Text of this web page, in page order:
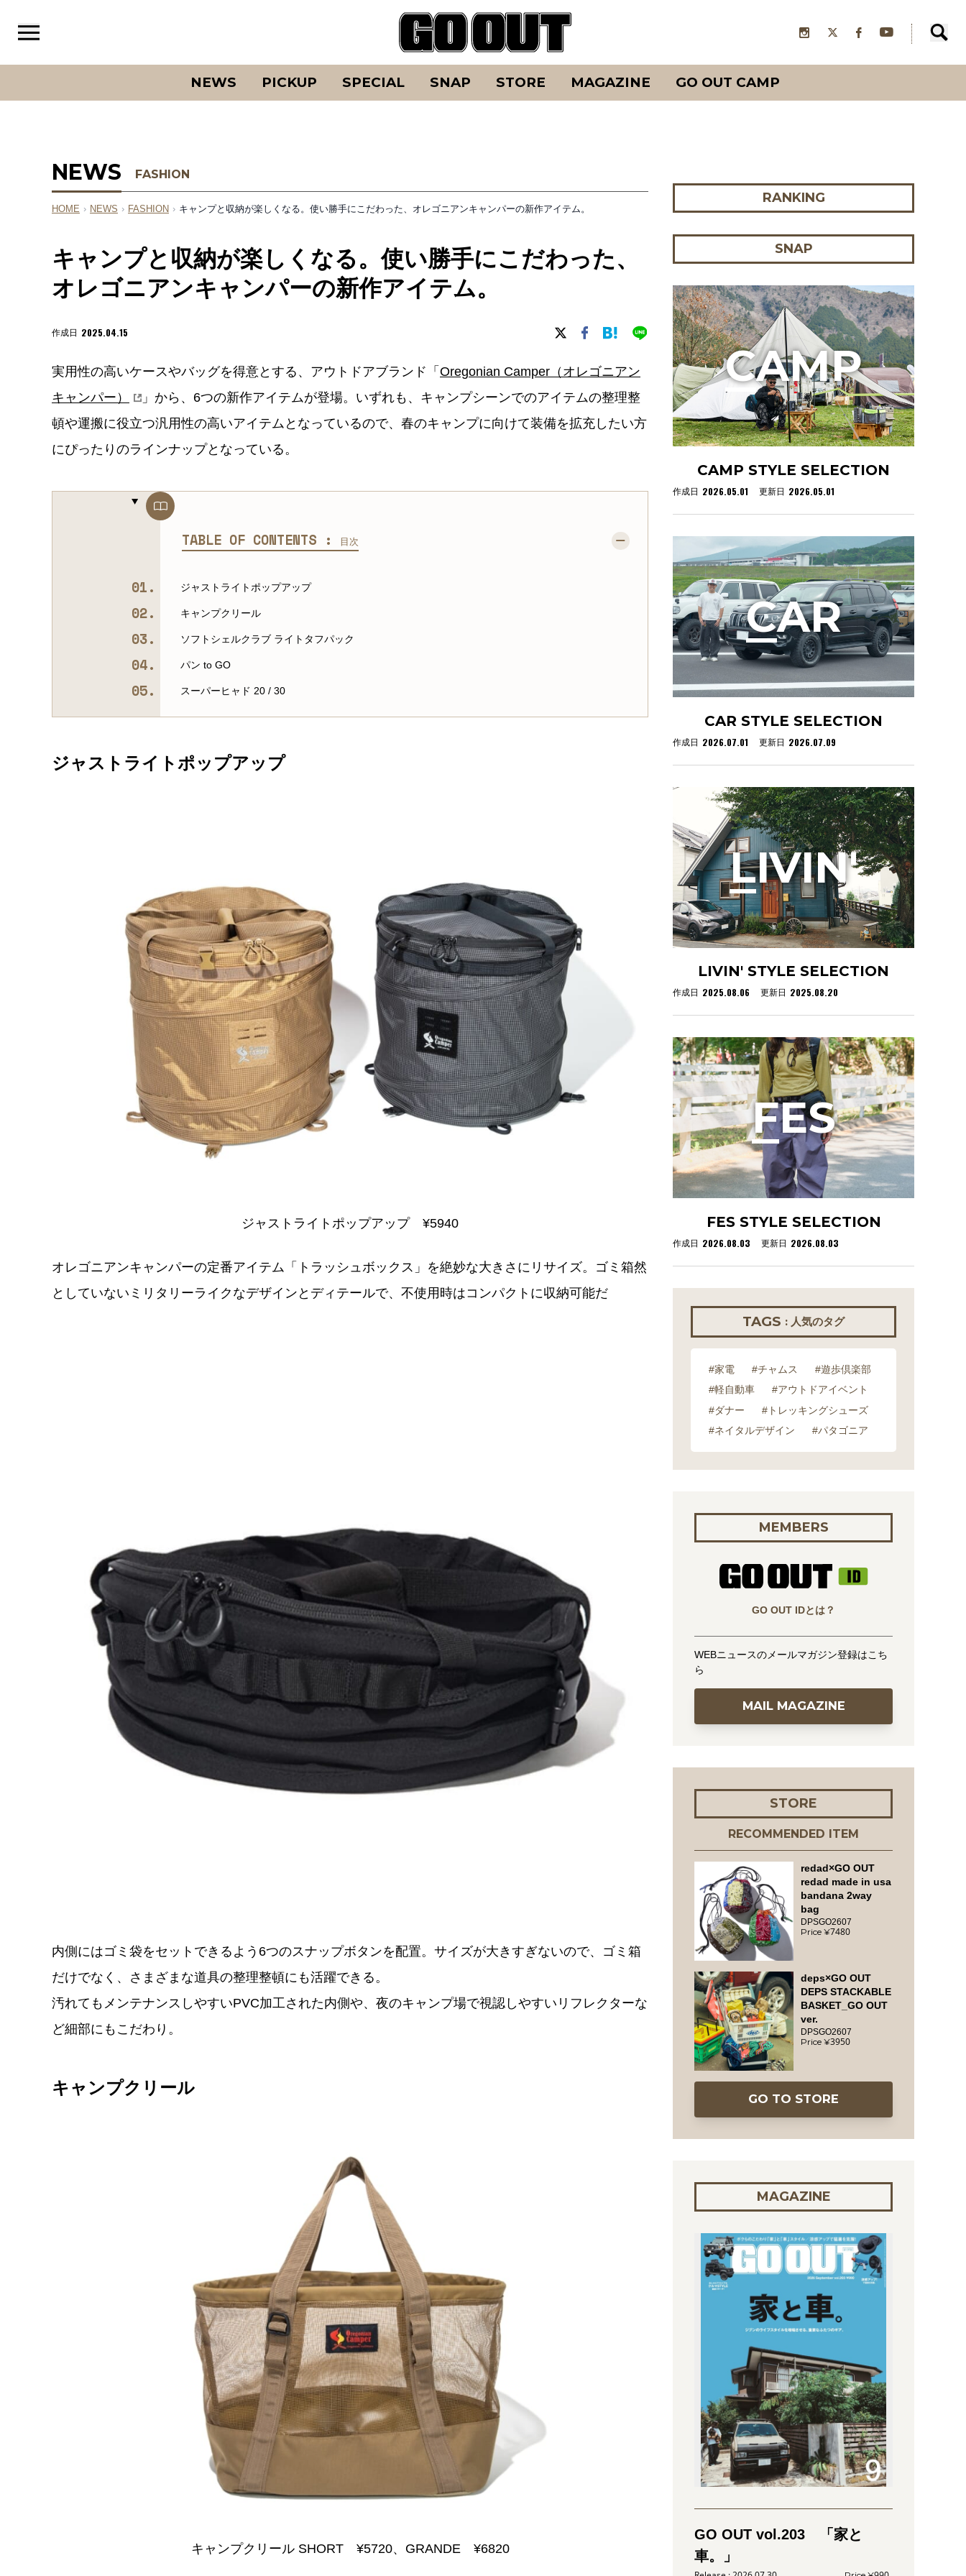
NEWS PICKUP SPECIAL SNAP STORE MAGAZINE GO OUT CAMP
NEWS FASHION
HOME › NEWS › FASHION › キャンプと収納が楽しくなる。使い勝手にこだわった、オレゴニアンキャンパーの新作アイテム。
キャンプと収納が楽しくなる。使い勝手にこだわった、
オレゴニアンキャンパーの新作アイテム。
作成日 2025.04.15
実用性の高いケースやバッグを得意とする、アウトドアブランド「 Oregonian Camper（オレゴニアン
キャンパー）
」から、6つの新作アイテムが登場。いずれも、キャンプシーンでのアイテムの整理整
頓や運搬に役立つ汎用性の高いアイテムとなっているので、春のキャンプに向けて装備を拡充したい方
にぴったりのラインナップとなっている。
TABLE OF CONTENTS : 目次
ジャストライトポップアップ
キャンプクリール
ソフトシェルクラブ ライトタフパック
パン to GO
スーパーヒャド 20 / 30
ジャストライトポップアップ
ジャストライトポップアップ ¥5940
オレゴニアンキャンパーの定番アイテム「トラッシュボックス」を絶妙な大きさにリサイズ。ゴミ箱然
としていないミリタリーライクなデザインとディテールで、不使用時はコンパクトに収納可能だ
内側にはゴミ袋をセットできるよう6つのスナップボタンを配置。サイズが大きすぎないので、ゴミ箱
だけでなく、さまざまな道具の整理整頓にも活躍できる。
汚れてもメンテナンスしやすいPVC加工された内側や、夜のキャンプ場で視認しやすいリフレクターな
ど細部にもこだわり。
キャンプクリール
キャンプクリール SHORT ¥5720、GRANDE ¥6820
RANKING
SNAP
CAMP STYLE SELECTION
作成日 2026.05.01 更新日 2026.05.01
CAMP
CAR STYLE SELECTION
作成日 2026.07.01 更新日 2026.07.09
CAR
LIVIN' STYLE SELECTION
作成日 2025.08.06 更新日 2025.08.20
LIVIN'
FES STYLE SELECTION
作成日 2026.08.03 更新日 2026.08.03
FES
TAGS : 人気のタグ
#家電 #チャムス
#遊歩倶楽部
#軽自動車
#アウトドアイベント
#ダナー
#トレッキングシューズ
#ネイタルデザイン
#パタゴニア
MEMBERS
GO OUT IDとは？
WEBニュースのメールマガジン登録はこち
ら
MAIL MAGAZINE
STORE
RECOMMENDED ITEM
redad×GO OUT
redad made in usa
bandana 2way
bag
DPSGO2607
7480
deps×GO OUT
DEPS STACKABLE
BASKET_GO OUT
ver.
DPSGO2607
3950
GO TO STORE
MAGAZINE
GO OUT vol.203 「家と
車。」